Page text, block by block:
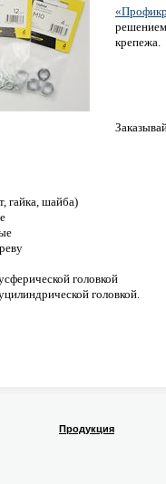
крепежа.
гайка, шайба)
головкой
головкой.
Продукция